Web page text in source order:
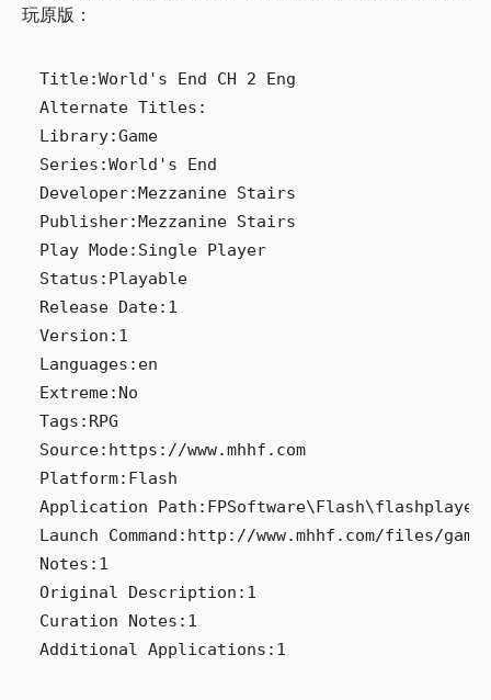
玩原版：
Title:World's End CH 2 Eng
Alternate Titles:
Library:Game
Series:World's End
Developer:Mezzanine Stairs
Publisher:Mezzanine Stairs
Play Mode:Single Player
Status:Playable
Release Date:1
Version:1
Languages:en
Extreme:No
Tags:RPG
Source:https://www.mhhf.com
Platform:Flash
Application
Launch Command:http://www.mhhf.com/files/
Notes:1
Original Description:1
Curation Notes:1